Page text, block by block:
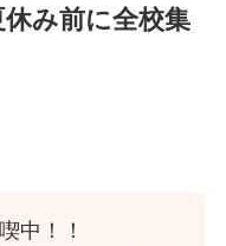
み前に全校集
中！！